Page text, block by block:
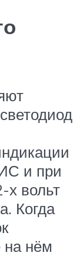
и при
х вольт
Когда
нём